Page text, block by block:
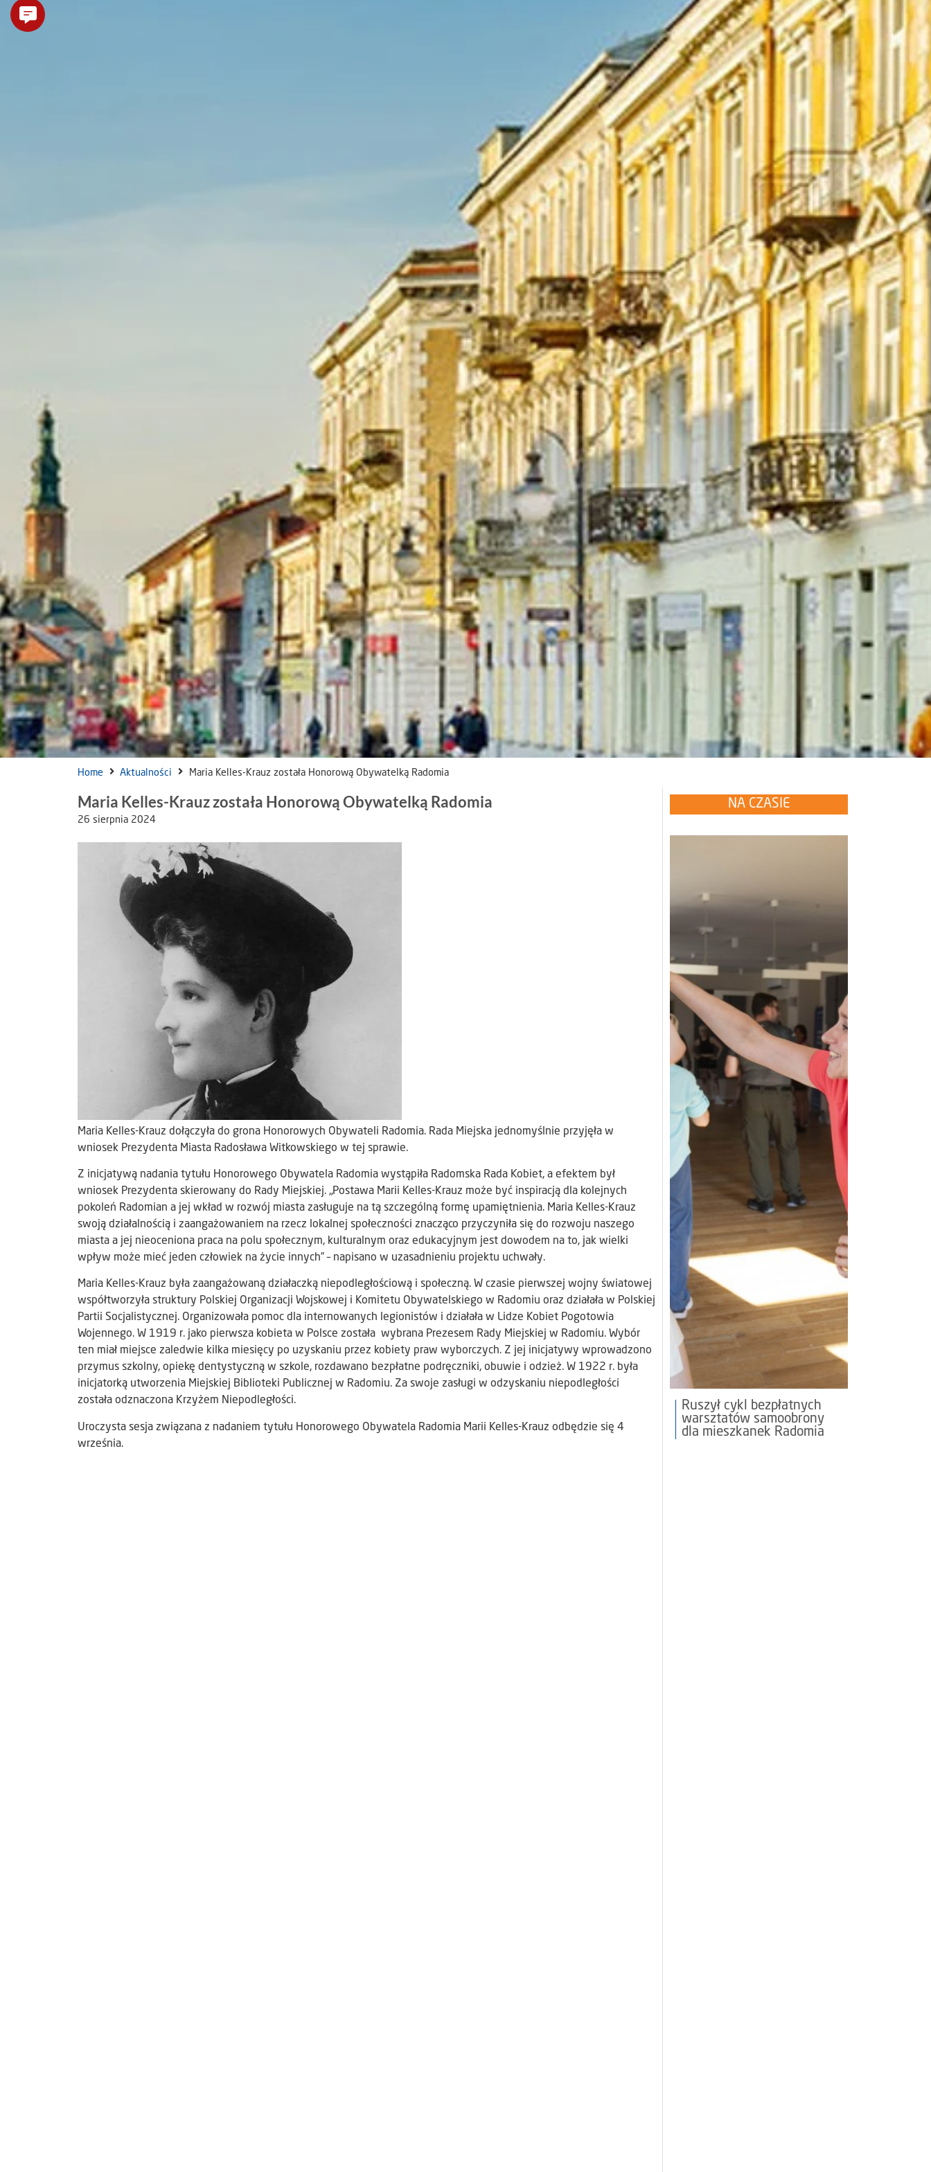
Home Aktualności Maria Kelles-Krauz została Honorową Obywatelką Radomia
Maria Kelles-Krauz została Honorową Obywatelką Radomia
26 sierpnia 2024
Maria Kelles-Krauz dołączyła do grona Honorowych Obywateli Radomia. Rada Miejska jednomyślnie przyjęła w
wniosek Prezydenta Miasta Radosława Witkowskiego w tej sprawie.
Z inicjatywą nadania tytułu Honorowego Obywatela Radomia wystąpiła Radomska Rada Kobiet, a efektem był
wniosek Prezydenta skierowany do Rady Miejskiej. „Postawa Marii Kelles-Krauz może być inspiracją dla kolejnych
pokoleń Radomian a jej wkład w rozwój miasta zasługuje na tą szczególną formę upamiętnienia. Maria Kelles-Krauz
swoją działalnością i zaangażowaniem na rzecz lokalnej społeczności znacząco przyczyniła się do rozwoju naszego
miasta a jej nieoceniona praca na polu społecznym, kulturalnym oraz edukacyjnym jest dowodem na to, jak wielki
wpływ może mieć jeden człowiek na życie innych” – napisano w uzasadnieniu projektu uchwały.
Maria Kelles-Krauz była zaangażowaną działaczką niepodległościową i społeczną. W czasie pierwszej wojny światowej
współtworzyła struktury Polskiej Organizacji Wojskowej i Komitetu Obywatelskiego w Radomiu oraz działała w Polskiej
Partii Socjalistycznej. Organizowała pomoc dla internowanych legionistów i działała w Lidze Kobiet Pogotowia
Wojennego. W 1919 r. jako pierwsza kobieta w Polsce została wybrana Prezesem Rady Miejskiej w Radomiu. Wybór
ten miał miejsce zaledwie kilka miesięcy po uzyskaniu przez kobiety praw wyborczych. Z jej inicjatywy wprowadzono
przymus szkolny, opiekę dentystyczną w szkole, rozdawano bezpłatne podręczniki, obuwie i odzież. W 1922 r. była
inicjatorką utworzenia Miejskiej Biblioteki Publicznej w Radomiu. Za swoje zasługi w odzyskaniu niepodległości
została odznaczona Krzyżem Niepodległości.
Uroczysta sesja związana z nadaniem tytułu Honorowego Obywatela Radomia Marii Kelles-Krauz odbędzie się 4
września.
NA CZASIE
Ruszył cykl bezpłatnych
warsztatów samoobrony
dla mieszkanek Radomia